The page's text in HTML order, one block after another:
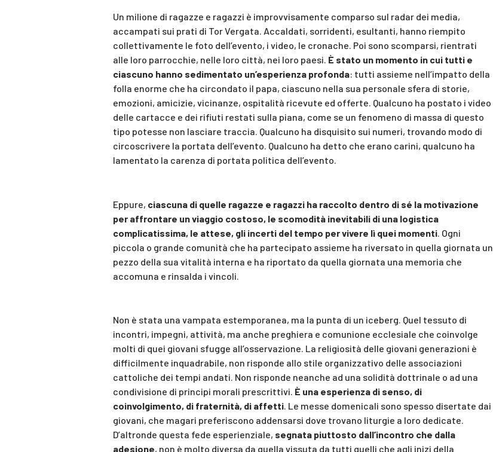
Un milione di ragazze e ragazzi è improvvisamente comparso sul radar dei media,
accampati sui prati di Tor Vergata. Accaldati, sorridenti, esultanti, hanno riempito
collettivamente le foto dell’evento, i video, le cronache. Poi sono scomparsi, rientrati
alle loro parrocchie, nelle loro città, nei loro paesi. È stato un momento in cui tutti e
ciascuno hanno sedimentato un’esperienza profonda: tutti assieme nell’impatto della
folla enorme che ha circondato il papa, ciascuno nella sua personale sfera di storie,
emozioni, amicizie, vicinanze, ospitalità ricevute ed offerte. Qualcuno ha postato i video
delle cartacce e dei rifiuti restati sulla piana, come se un fenomeno di massa di questo
tipo potesse non lasciare traccia. Qualcuno ha disquisito sui numeri, trovando modo di
circoscrivere la portata dell’evento. Qualcuno ha detto che erano carini, qualcuno ha
lamentato la carenza di portata politica dell’evento.
Eppure, ciascuna di quelle ragazze e ragazzi ha raccolto dentro di sé la motivazione
per affrontare un viaggio costoso, le scomodità inevitabili di una logistica
complicatissima, le attese, gli incerti del tempo per vivere lì quei momenti . Ogni
piccola o grande comunità che ha partecipato assieme ha riversato in quella giornata un
pezzo della sua vitalità interna e ha riportato da quella giornata una memoria che
accomuna e rinsalda i vincoli.
Non è stata una vampata estemporanea, ma la punta di un iceberg. Quel tessuto di
incontri, impegni, attività, ma anche preghiera e comunione ecclesiale che coinvolge
molti di quei giovani sfugge all’osservazione. La religiosità delle giovani generazioni è
difficilmente inquadrabile, non risponde allo stile organizzativo delle associazioni
cattoliche dei tempi andati. Non risponde neanche ad una solidità dottrinale o ad una
condivisione di principi morali prescrittivi. È una esperienza di senso, di
coinvolgimento, di fraternità, di affetti. Le messe domenicali sono spesso disertate dai
giovani, che magari preferiscono addensarsi dove trovano liturgie a loro dedicate.
D’altronde questa fede esperienziale, segnata piuttosto dall’incontro che dalla
adesione, non è molto diversa da quella vissuta da tutti quelli che agli inizi della